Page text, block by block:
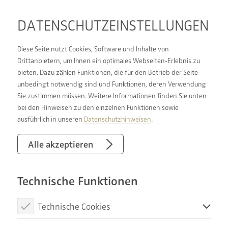
DATENSCHUTZ­EINSTELLUNGEN
Diese Seite nutzt Cookies, Software und Inhalte von
Drittanbietern, um Ihnen ein optimales Webseiten-Erlebnis zu
bieten. Dazu zählen Funktionen, die für den Betrieb der Seite
unbedingt notwendig sind und Funktionen, deren Verwendung
Sie zustimmen müssen. Weitere Informationen finden Sie unten
bei den Hinweisen zu den einzelnen Funktionen sowie
ausführlich in unseren Datenschutzhinweisen.
Alle akzeptieren
Technische Funktionen
Technische Cookies
DER PERFEKTE
ZEITPUNKT FÜR DIE
HEIZUNGSWARTUNG
WARUM DER SOMMER